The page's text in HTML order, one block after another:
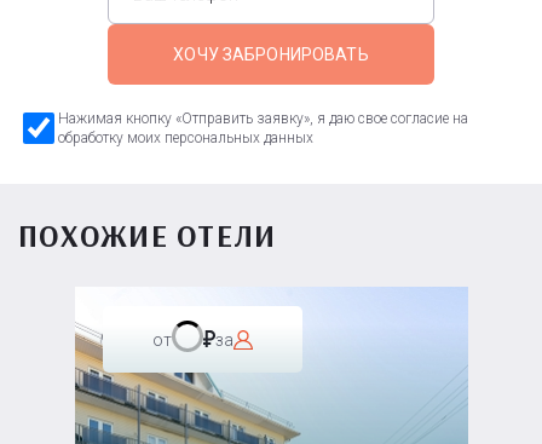
ХОЧУ ЗАБРОНИРОВАТЬ
Нажимая кнопку «Отправить заявку», я даю свое согласие на
обработку моих персональных данных
ПОХОЖИЕ ОТЕЛИ
от за